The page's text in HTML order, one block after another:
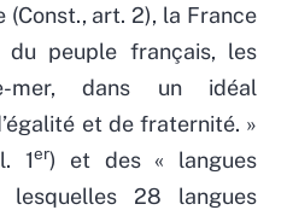
art. 2), la France
du peuple français, les
mer, dans un idéal
et de fraternité. »
1er) et des « langues
lesquelles 28 langues